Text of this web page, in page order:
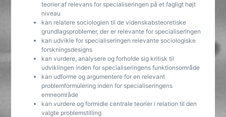
teorier af relevans for specialiseringen på et fagligt højt
niveau
kan relatere sociologien til de videnskabsteoretiske
grundlagsproblemer, der er relevante for specialiseringen
kan udvikle for specialiseringen relevante sociologiske
forskningsdesigns
kan vurdere, analysere og forholde sig kritisk til
udviklingen inden for specialiseringens funktionsområde
kan udforme og argumentere for en relevant
problemformulering inden for specialiseringens
emneområde
kan vurdere og formidle centrale teorier i relation til den
valgte problemstilling